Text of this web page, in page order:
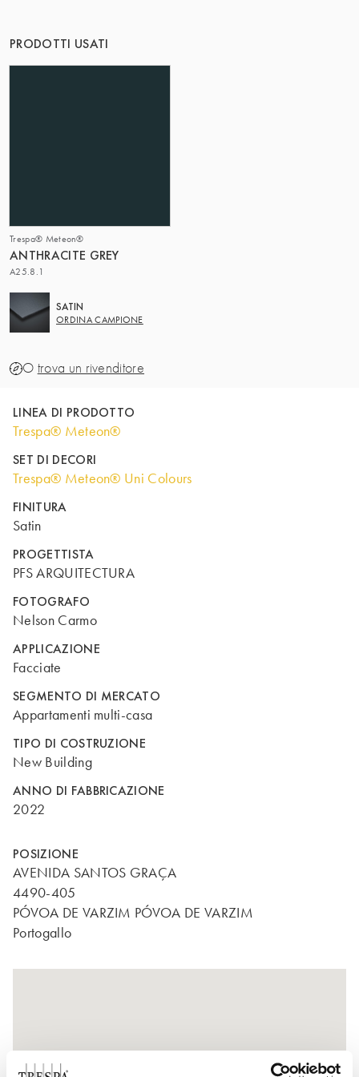
PRODOTTI USATI
Trespa® Meteon®
ANTHRACITE GREY
A25.8.1
SATIN
ORDINA CAMPIONE
O trova un rivenditore
LINEA DI PRODOTTO
Trespa® Meteon®
SET DI DECORI
Trespa® Meteon® Uni Colours
FINITURA
Satin
PROGETTISTA
PFS ARQUITECTURA
FOTOGRAFO
Nelson Carmo
APPLICAZIONE
Facciate
SEGMENTO DI MERCATO
Appartamenti multi-casa
TIPO DI COSTRUZIONE
New Building
ANNO DI FABBRICAZIONE
2022
POSIZIONE
AVENIDA SANTOS GRAÇA
4490-405
PÓVOA DE VARZIM PÓVOA DE VARZIM
Portogallo